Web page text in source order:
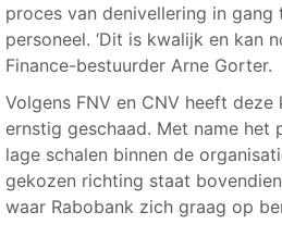
proces van denivellering in
personeel. ‘Dit is kwalijk en kan
Finance-bestuurder Arne Gorter.
Volgens FNV en CNV heeft
ernstig geschaad. Met name het
lage schalen binnen de
gekozen richting staat
waar Rabobank zich graag op